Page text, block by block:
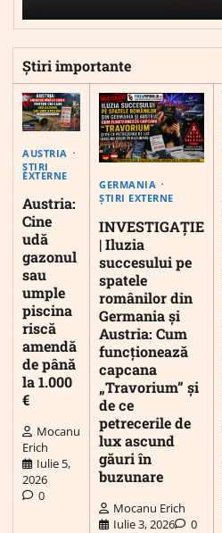
Știri importante
AUSTRIA
ȘTIRI
EXTERNE
Austria:
Cine
udă
gazonul
sau
umple
piscina
riscă
amendă
de până
la 1.000
€
Mocanu
Erich
Iulie 5,
2026
0
GERMANIA
ȘTIRI EXTERNE
INVESTIGAȚIE
| Iluzia
succesului pe
spatele
românilor din
Germania și
Austria: Cum
funcționează
capcana
„Travorium” și
de ce
petrecerile de
lux ascund
găuri în
buzunare
Mocanu Erich
Iulie 3, 2026
0